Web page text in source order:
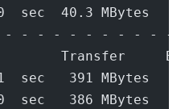
sec  40.3
- - - - - - - - - -
Transfer
sec   391 MBytes
sec   386 MBytes